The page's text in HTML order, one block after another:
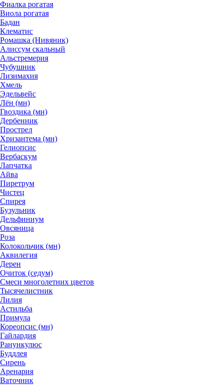
Фиалка рогатая
Виола рогатая
Бадан
Клематис
Ромашка (Нивяник)
Алиссум скальный
Альстремерия
Чубушник
Лизимахия
Хмель
Эдельвейс
Лён (мн)
Гвоздика (мн)
Дербенник
Прострел
Хризантема (мн)
Гелиопсис
Вербаскум
Лапчатка
Айва
Пиретрум
Чистец
Спирея
Бузульник
Дельфиниум
Овсяница
Роза
Колокольчик (мн)
Аквилегия
Дерен
Очиток (седум)
Смеси многолетних цветов
Тысячелистник
Лилия
Астильба
Примула
Кореопсис (мн)
Гайлардия
Ранункулюс
Буддлея
Сирень
Аренария
Ваточник